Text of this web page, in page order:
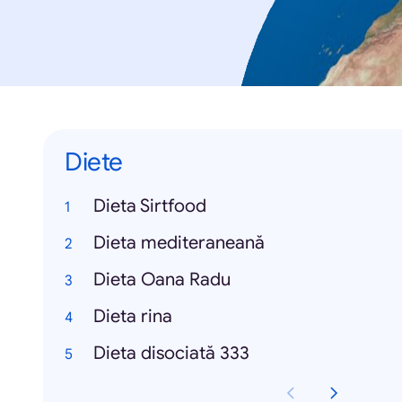
Diete
Dieta Sirtfood
Dieta mediteraneană
Dieta Oana Radu
Dieta rina
Dieta disociată 333